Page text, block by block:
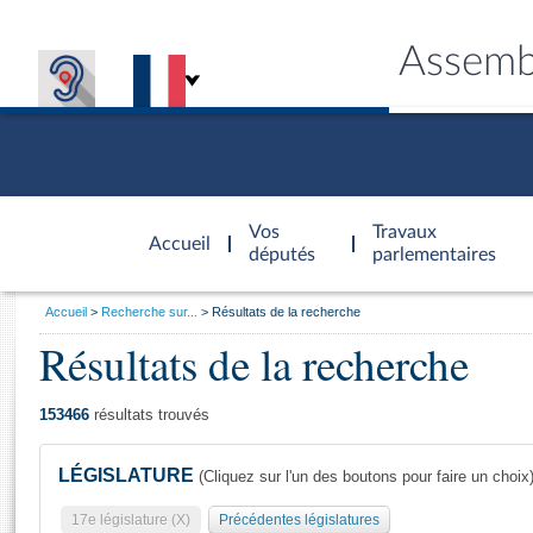
Accueil
d'accueil
Vos
députés
Travaux
parlementaires
Général
Vous
Accueil Recherche sur... Résultats de la recherche
Résultats de la recherche
153466 résultats trouvés
LÉGISLATURE (Cliquez sur l'un des boutons pour faire un choix)
17e législature (X) Précédentes législatures